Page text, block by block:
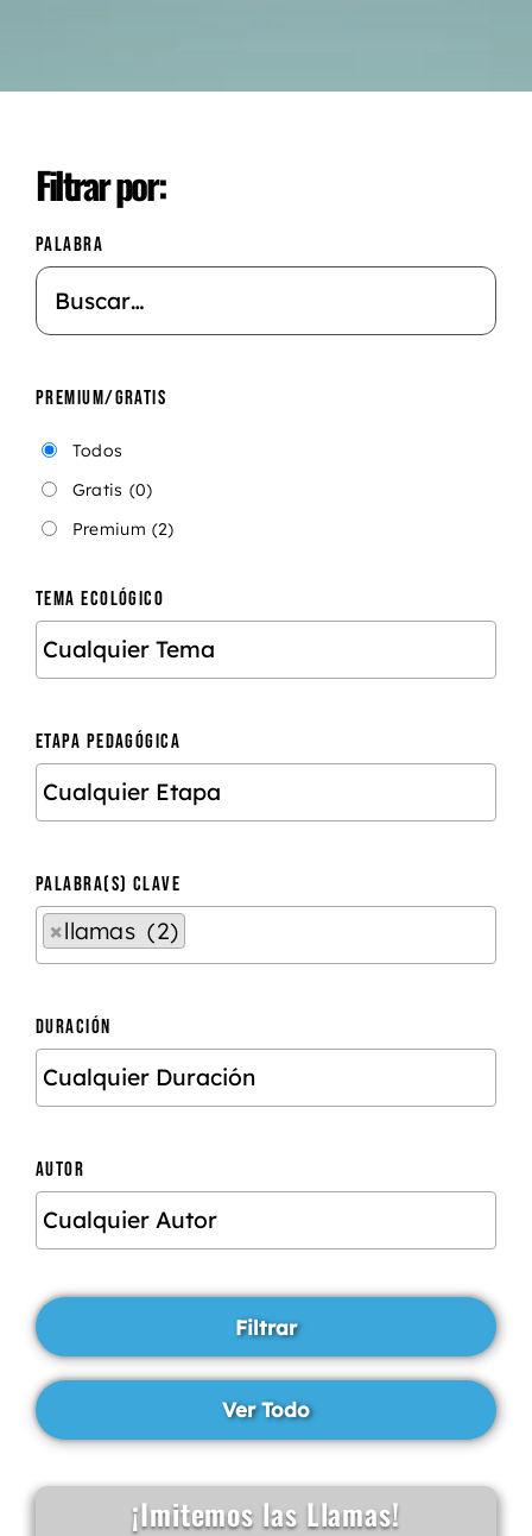
Filtrar por:
PALABRA
PREMIUM/GRATIS
Todos
Gratis (0)
Premium (2)
TEMA ECOLÓGICO
ETAPA PEDAGÓGICA
PALABRA(S) CLAVE
×llamas (2)
DURACIÓN
AUTOR
¡Imitemos las Llamas!